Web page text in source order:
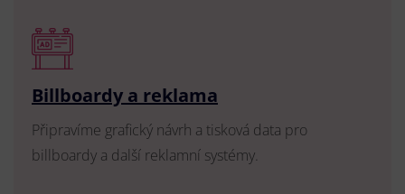
Billboardy a reklama
Připravíme grafický návrh a tisková data pro
billboardy a další reklamní systémy.